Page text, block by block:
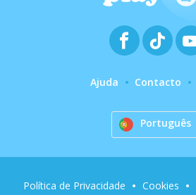
Ajuda Contacto
Português
Política de Privacidade Cookies